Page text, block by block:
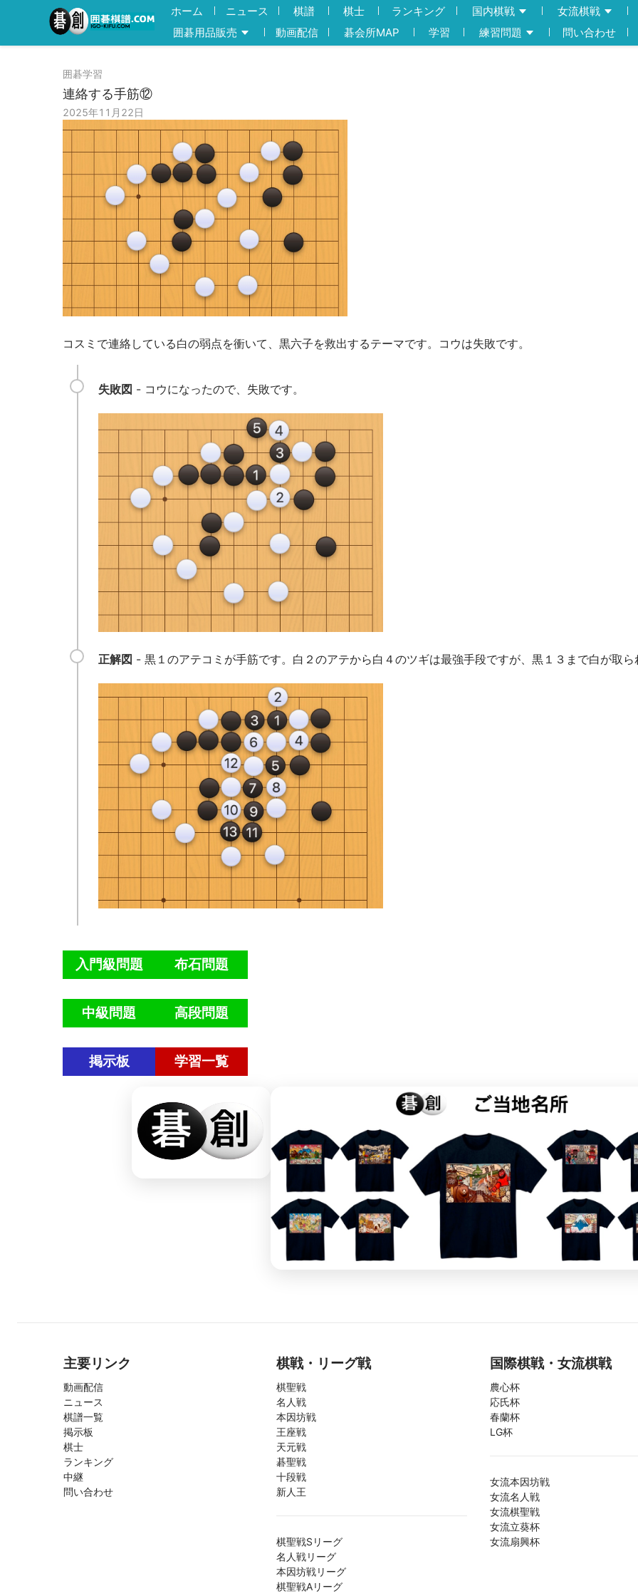
ホーム ニュース 棋譜 棋士 ランキング 国内棋戦 女流棋戦
囲碁用品販売
動画配信 碁会所MAP 学習 練習問題 問い合わせ
囲碁学習
連絡する手筋⑫
2025年11月22日
コスミで連絡している白の弱点を衝いて、黒六子を救出するテーマです。コウは失敗です。
失敗図 - コウになったので、失敗です。
正解図 - 黒１のアテコミが手筋です。白２のアテから白４のツギは最強手段ですが、黒１３まで白が取ら
入門級問題 布石問題
中級問題 高段問題
掲示板 学習一覧
主要リンク
動画配信
ニュース
棋譜一覧
掲示板
棋士
ランキング
中継
問い合わせ
棋戦・リーグ戦
棋聖戦
名人戦
本因坊戦
王座戦
天元戦
碁聖戦
十段戦
新人王
棋聖戦Sリーグ
名人戦リーグ
本因坊戦リーグ
棋聖戦Aリーグ
国際棋戦・女流棋戦
農心杯
応氏杯
春蘭杯
LG杯
女流本因坊戦
女流名人戦
女流棋聖戦
女流立葵杯
女流扇興杯